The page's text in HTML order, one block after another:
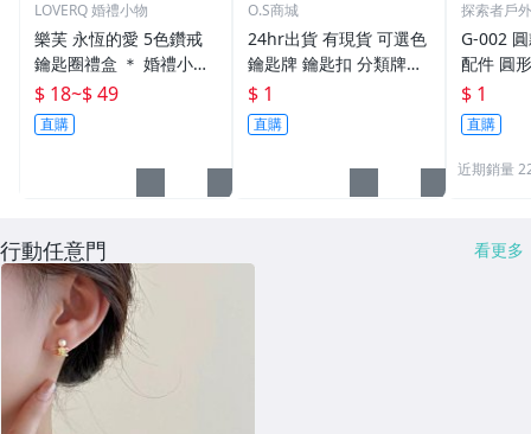
LOVERQ 婚禮小物
樂芙 永恆的愛 5色鑽戒
鑰匙圈禮盒 ＊ 婚禮小物
二次進場 工商禮贈品 戒
指鑰匙圈 鑽石鑰匙扣 大
鑽戒 送客禮 活動贈品
$ 18~$ 49
直購
O.S商城
24hr出貨 有現貨 可選色
鑰匙牌 鑰匙扣 分類牌鎖
匙 分類牌 塑膠鑰匙牌 鑰
匙扣 號碼牌 分類牌 標記
鑰匙吊牌 掛牌
$ 1
直購
探索者戶
G-002
配件 圓
鑰匙圈
單個鑰
$ 1
直購
近期銷量
行動任意門 看更多